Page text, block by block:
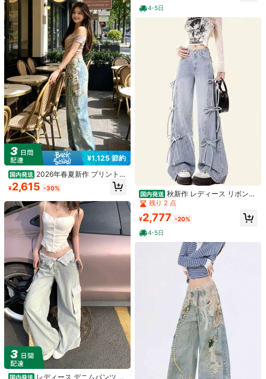
ストレッチ スキニー フィット セク
シー 韓国風 カジュアル ビーチ バケ
ーション デニムショーツ、デイリー
ウェアに最適 ブラック サマー、Y2K
エステティック
#1 ベストセラー ボタン レディースデニムショーツ
売り切れ間近！
#1 ベストセラー ボタン レディースデニムショーツ
売り切れ間近！
#1 ベストセラー ボタン レディースデニムショーツ
売り切れ間近！
#1 ベストセラー ボタン レディースデニムショーツ
売り切れ間近！
10k+ sold (1000+)
1,722
6
¥315 節約
Dazy SPICE
DAZY 女性用スーパーショート Aラ
インカジュアルストリートスタイル
デニムホットパンツ、セクシーでピ
ュアなジョーツ
700+ sold
¥1,433 -18%
アメリカン ギャル系 ウォッ
シュ リラックス BF風 ラフ カジュア
ルパンツ レディース レトロ デザイ
ン性 多段ボタン ロング
2,819 -30%
¥305 節約
Dazy Weekend
DAZY ポルカドットルーズカジュア
ルジーンズ、オールシーズン対応
売り切れ間近！
-11%
¥1,125 節約
国内発送 2026年春夏新作 プリント入
りジーンズ フェルト風のインク染め
でスタイリッシュなを体現。レトロ
ッションスタイル、ニッチなデザイ
ン感あふれるプリントチェーン付き
のアンティーク風ジーンズ
¥2,615 -30%
国内発送 レディース デニムパンツ ハ
ァージョン 綿素材 レディースカジュ
アル長パンツ 日常出街必携 インスタ
映え款 オールマッチ可能 高級感たっ
ぷり 耐久性強 ファッション感抜群
4-5日
国内発送 秋新作 レディース リボンレ
ースアップ ジーンズ アメリカンレト
ロ マッチング性抜群 ルーズワイドレ
ッグ ドラッグパンツ ロング丈 ins
残り 2 点
¥2,777 -20%
4-5日